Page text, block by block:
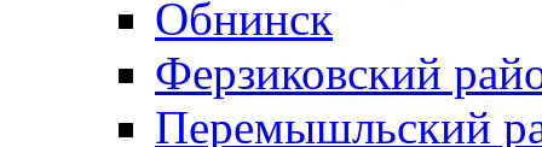
Обнинск
Ферзиковский
Перемышльский